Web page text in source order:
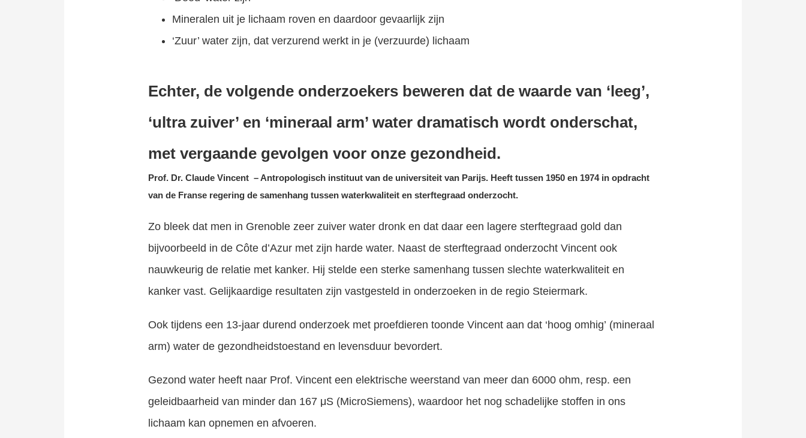
Mineralen uit je lichaam roven en daardoor gevaarlijk zijn
‘Zuur’ water zijn, dat verzurend werkt in je (verzuurde) lichaam
Echter, de volgende onderzoekers beweren dat de waarde van ‘leeg’,
‘ultra zuiver’ en ‘mineraal arm’ water dramatisch wordt onderschat,
met vergaande gevolgen voor onze gezondheid.
Prof. Dr. Claude Vincent – Antropologisch instituut van de universiteit van Parijs. Heeft tussen 1950 en 1974 in opdracht
van de Franse regering de samenhang tussen waterkwaliteit en sterftegraad onderzocht.
Zo bleek dat men in Grenoble zeer zuiver water dronk en dat daar een lagere sterftegraad gold dan
bijvoorbeeld in de Côte d’Azur met zijn harde water. Naast de sterftegraad onderzocht Vincent ook
nauwkeurig de relatie met kanker. Hij stelde een sterke samenhang tussen slechte waterkwaliteit en
kanker vast. Gelijkaardige resultaten zijn vastgesteld in onderzoeken in de regio Steiermark.
Ook tijdens een 13-jaar durend onderzoek met proefdieren toonde Vincent aan dat ‘hoog omhig’ (mineraal
arm) water de gezondheidstoestand en levensduur bevordert.
Gezond water heeft naar Prof. Vincent een elektrische weerstand van meer dan 6000 ohm, resp. een
geleidbaarheid van minder dan 167 μS (MicroSiemens), waardoor het nog schadelijke stoffen in ons
lichaam kan opnemen en afvoeren.